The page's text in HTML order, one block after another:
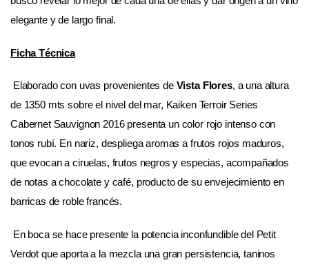
elegante y de largo final.
Ficha Técnica
Elaborado con uvas provenientes de Vista Flores, a una altura
de 1350 mts sobre el nivel del mar, Kaiken Terroir Series
Cabernet Sauvignon 2016 presenta un color rojo intenso con
tonos rubí. En nariz, despliega aromas a frutos rojos maduros,
que evocan a ciruelas, frutos negros y especias, acompañados
de notas a chocolate y café, producto de su envejecimiento en
barricas de roble francés.
En boca se hace presente la potencia inconfundible del Petit
Verdot que aporta a la mezcla una gran persistencia, taninos